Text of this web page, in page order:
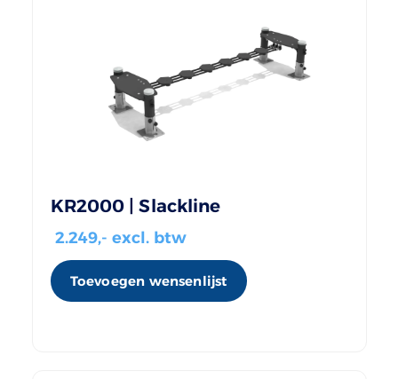
KR2000 | Slackline
2.249,- excl. btw
Toevoegen wensenlijst